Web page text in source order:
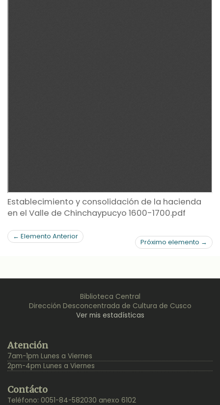
Establecimiento y consolidación de la hacienda
en el Valle de Chinchaypucyo 1600-1700.pdf
← Elemento Anterior
Próximo elemento →
Biblioteca Central
Dirección Desconcentrada de Cultura de Cusco
Ver mis estadísticas
Top
Atención
7am-1pm Lunes a Viernes
2pm-4pm Lunes a Viernes
Contácto
Teléfono: 0051-84-582030 anexo 6102